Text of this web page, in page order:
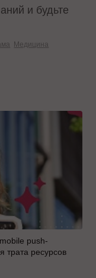
и будьте
Медицина
push-
трата ресурсов